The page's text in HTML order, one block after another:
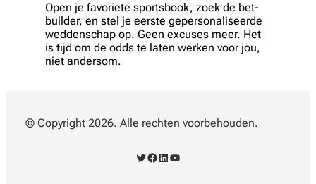
Open je favoriete sportsbook, zoek de bet-
builder, en stel je eerste gepersonaliseerde
weddenschap op. Geen excuses meer. Het
is tijd om de odds te laten werken voor jou,
niet andersom.
© Copyright 2026. Alle rechten voorbehouden.
Twitter Facebook LinkedIn YouTube